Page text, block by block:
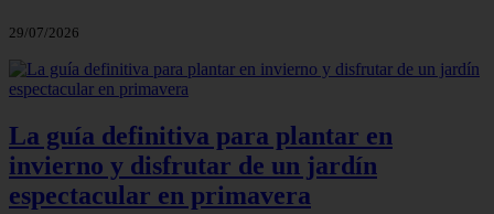
29/07/2026
La guía definitiva para plantar en
invierno y disfrutar de un jardín
espectacular en primavera